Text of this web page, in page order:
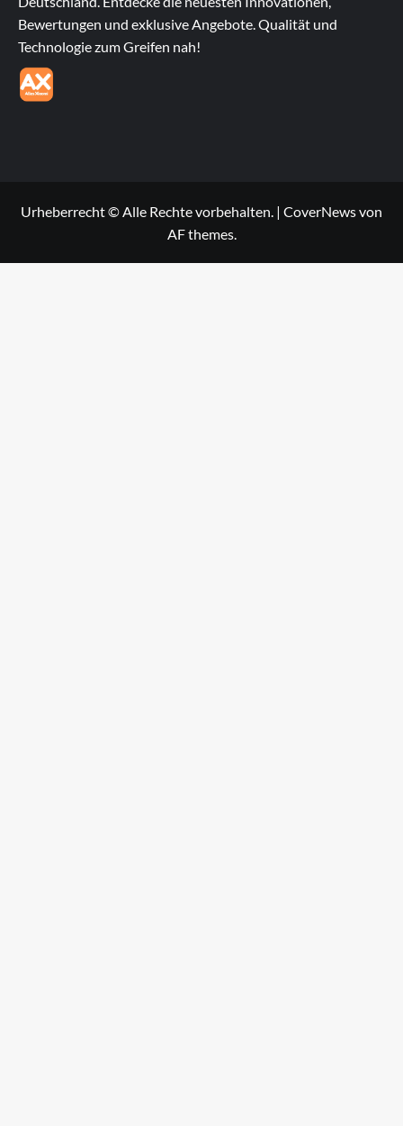
Bewertungen und exklusive Angebote. Qualität und
Technologie zum Greifen nah!
Urheberrecht © Alle Rechte vorbehalten. | CoverNewsvon
AF themes.